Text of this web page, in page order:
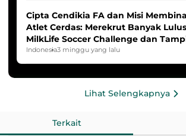
Cipta Cendikia FA dan Misi Membina
Atlet Cerdas: Merekrut Banyak
MilkLife Soccer Challenge dan
HYDROPLUS Soccer League
Indonesia3 minggu yang lalu
Lihat Selengkapnya
Terkait